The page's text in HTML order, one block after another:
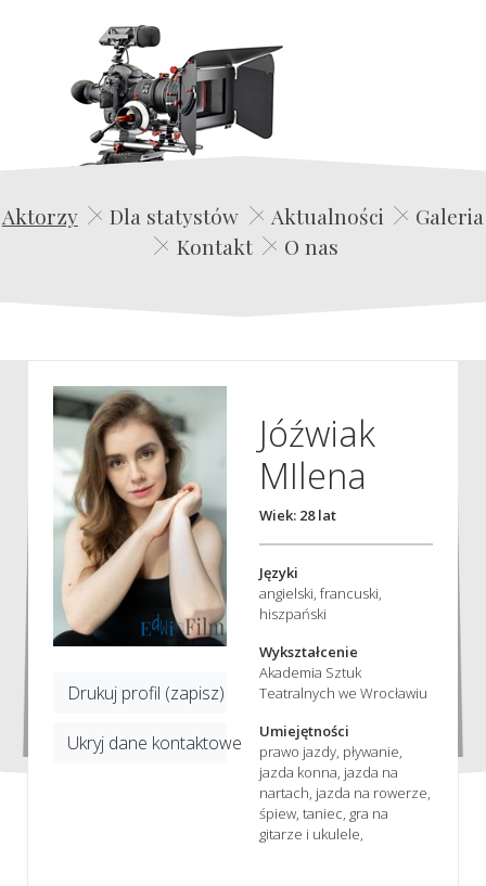
Edwin Film Agencja Aktorska
Aktorzy Dla statystów Aktualności
Galeria
Kontakt
O nas
Drukuj profil (zapisz)
Ukryj dane kontaktowe
Jóźwiak
MIlena
Wiek: 28 lat
Języki
angielski, francuski,
hiszpański
Wykształcenie
Akademia Sztuk
Teatralnych we Wrocławiu
Umiejętności
prawo jazdy, pływanie,
jazda konna, jazda na
nartach, jazda na rowerze,
śpiew, taniec, gra na
gitarze i ukulele,